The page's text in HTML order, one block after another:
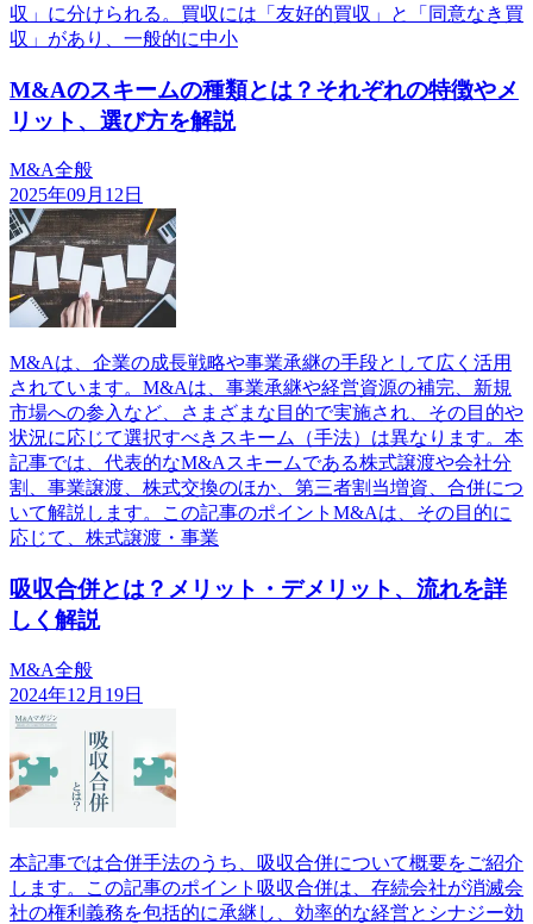
収」に分けられる。買収には「友好的買収」と「同意なき買
収」があり、一般的に中小
M&Aのスキームの種類とは？それぞれの特徴やメ
リット、選び方を解説
M&A全般
2025年09月12日
M&Aは、企業の成長戦略や事業承継の手段として広く活用
されています。M&Aは、事業承継や経営資源の補完、新規
市場への参入など、さまざまな目的で実施され、その目的や
状況に応じて選択すべきスキーム（手法）は異なります。本
記事では、代表的なM&Aスキームである株式譲渡や会社分
割、事業譲渡、株式交換のほか、第三者割当増資、合併につ
いて解説します。この記事のポイントM&Aは、その目的に
応じて、株式譲渡・事業
吸収合併とは？メリット・デメリット、流れを詳
しく解説
M&A全般
2024年12月19日
本記事では合併手法のうち、吸収合併について概要をご紹介
します。この記事のポイント吸収合併は、存続会社が消滅会
社の権利義務を包括的に承継し、効率的な経営とシナジー効